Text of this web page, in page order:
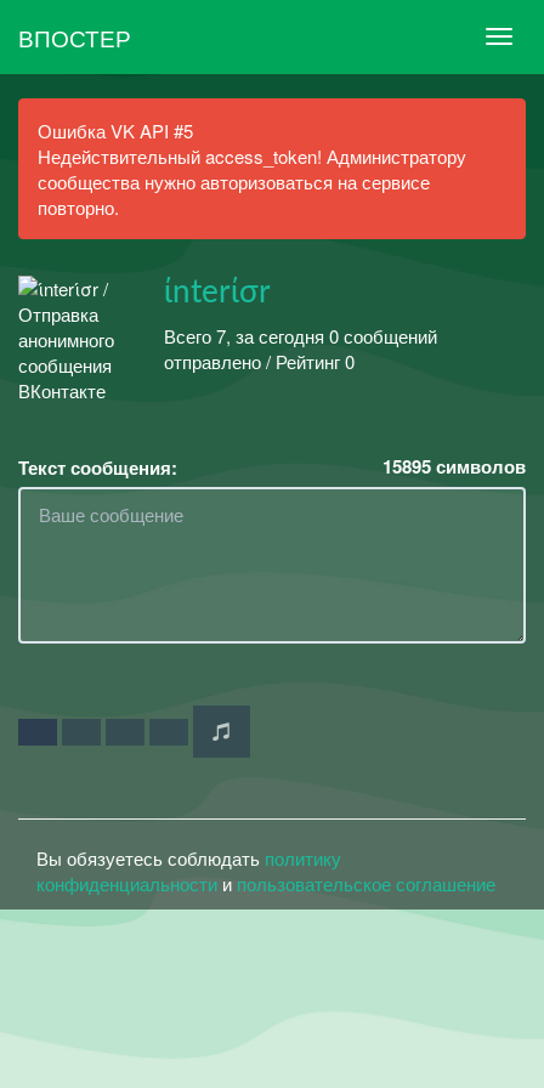
ВПОСТЕР
Ошибка VK API #5
Недействительный access_token! Администратору
сообщества нужно авторизоваться на сервисе
повторно.
ίnterίσr
Всего 7, за сегодня 0 сообщений
отправлено / Рейтинг 0
Текст сообщения: 15895символов
Вы обязуетесь соблюдать политику
конфиденциальности и пользовательское соглашение